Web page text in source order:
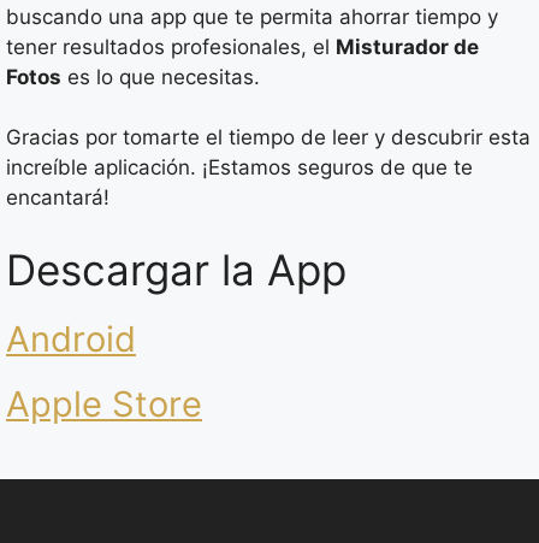
buscando una app que te permita ahorrar tiempo y
tener resultados profesionales, el Misturador de
Fotos es lo que necesitas.
Gracias por tomarte el tiempo de leer y descubrir esta
increíble aplicación. ¡Estamos seguros de que te
encantará!
Descargar la App
Android
Apple Store